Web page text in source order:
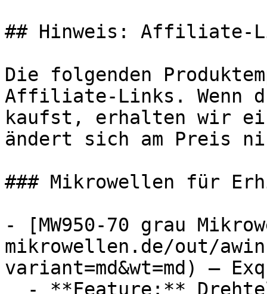
## Hinweis: Affiliate-
Die folgenden
Affiliate-Links. Wenn
kaufst, erhalten wir
ändert sich am Preis
### Mikrowellen für
- [MW950-70 grau
mikrowellen.de/out/
variant=md&wt=md) —